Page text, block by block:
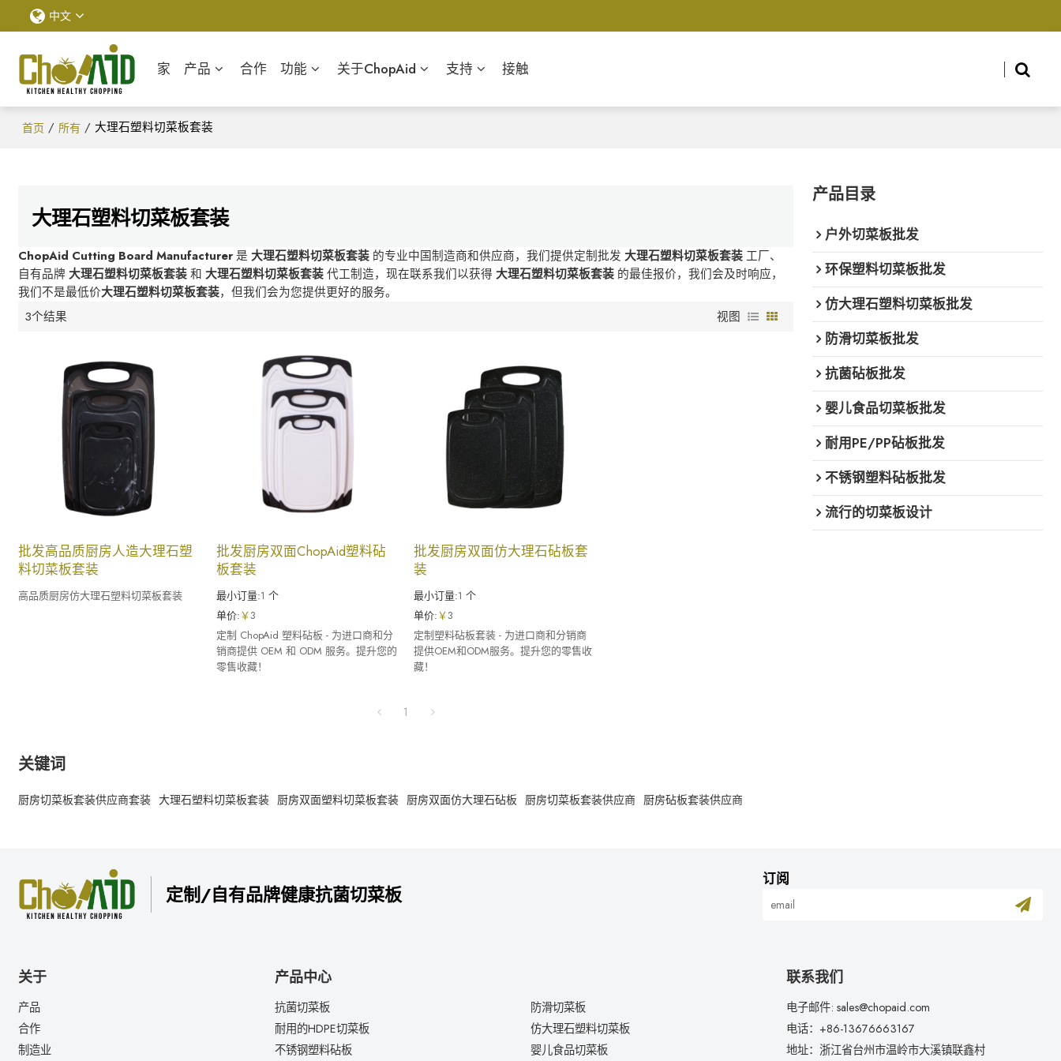
中文
家 产品 合作 功能 关于ChopAid 支持 接触
首页 / 所有 / 大理石塑料切菜板套装
大理石塑料切菜板套装
ChopAid Cutting Board Manufacturer是大理石塑料切菜板套装 的专业中国制造商和供应商，我们提供定制批发大理石塑料切菜板套装工厂、
自有品牌大理石塑料切菜板套装和大理石塑料切菜板套装代工制造，现在联系我们以获得大理石塑料切菜板套装 的最佳报价，我们会及时响应，
我们不是最低价大理石塑料切菜板套装，但我们会为您提供更好的服务。
3个结果
视图
批发高品质厨房人造大理石塑
料切菜板套装
高品质厨房仿大理石塑料切菜板套装
批发厨房双面ChopAid塑料砧
板套装
最小订量:1 个
单价:￥3
定制 ChopAid 塑料砧板 - 为进口商和分
销商提供 OEM 和 ODM 服务。提升您的
零售收藏！
批发厨房双面仿大理石砧板套
装
最小订量:1 个
单价:￥3
定制塑料砧板套装 - 为进口商和分销商
提供OEM和ODM服务。提升您的零售收
藏！
1
关键词
厨房切菜板套装供应商套装 大理石塑料切菜板套装 厨房双面塑料切菜板套装 厨房双面仿大理石砧板 厨房切菜板套装供应商 厨房砧板套装供应商
产品目录
户外切菜板批发
环保塑料切菜板批发
仿大理石塑料切菜板批发
防滑切菜板批发
抗菌砧板批发
婴儿食品切菜板批发
耐用PE/PP砧板批发
不锈钢塑料砧板批发
流行的切菜板设计
定制/自有品牌健康抗菌切菜板
订阅
关于
产品
合作
制造业
产品中心
抗菌切菜板
防滑切菜板
耐用的HDPE切菜板
仿大理石塑料切菜板
不锈钢塑料砧板
婴儿食品切菜板
联系我们
电子邮件: sales@chopaid.com
电话：+86-13676663167
地址：浙江省台州市温岭市大溪镇联鑫村